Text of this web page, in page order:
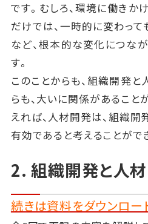
です。むしろ、環境に働きか
だけでは、一時的に変わって
など、根本的な変化につな
す。
このことからも、組織開発
らも、大いに関係があること
えれば、人材開発は、組織開
有効であると考えることがで
2. 組織開発と人
続きは資料をダウンロー